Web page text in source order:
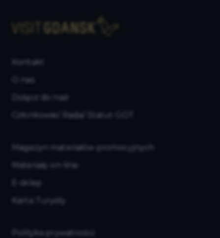
Kontakt
O nas
Dołącz do nas!
Członkowie/ Rada/ Statut GOT
Magazyn materiałów promocyjnych
Materiały on-line
E-sklep
Karta Turysty
Polityka prywatności